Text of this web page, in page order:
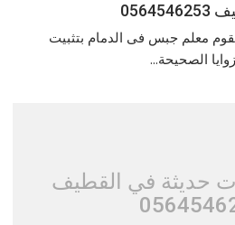
معلم جبس فى الدمام بتثبيت
الصحيحة...
حديثة في القطيف